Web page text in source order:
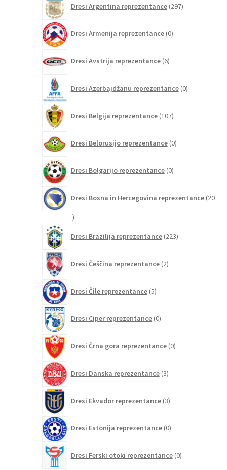
Dresi Argentina reprezentance 297izdelkov
Dresi Armenija reprezentance 0izdelkov
Dresi Avstrija reprezentance 6izdelkov
Dresi Azerbajdžanu reprezentance 0izdelkov
Dresi Belgija reprezentance 107izdelkov
Dresi Belorusijo reprezentance 0izdelkov
Dresi Bolgarijo reprezentance 0izdelkov
Dresi Bosna in Hercegovina reprezentance 20
20
Dresi Brazilija reprezentance 223izdelkov
Dresi Češčina reprezentance 2izdelka
Dresi Čile reprezentance 5izdelkov
Dresi Ciper reprezentance 0izdelkov
Dresi Črna gora reprezentance 0izdelkov
Dresi Danska reprezentance 3izdelki
Dresi Ekvador reprezentance 3izdelki
Dresi Estonija reprezentance 0izdelkov
Dresi Ferski otoki reprezentance 0izdelkov